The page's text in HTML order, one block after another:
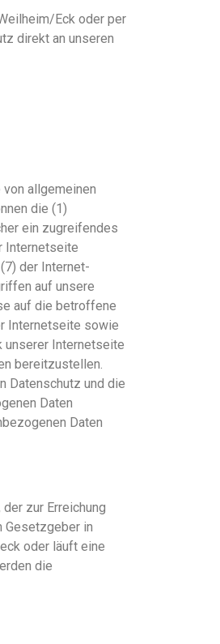
Eck oder per
direkt an unseren
allgemeinen
die (1)
ein zugreifendes
Internetseite
der Internet-
auf unsere
auf die betroffene
Internetseite sowie
unserer Internetseite
bereitzustellen.
Datenschutz und die
Daten
Daten
zur Erreichung
Gesetzgeber in
oder läuft eine
die